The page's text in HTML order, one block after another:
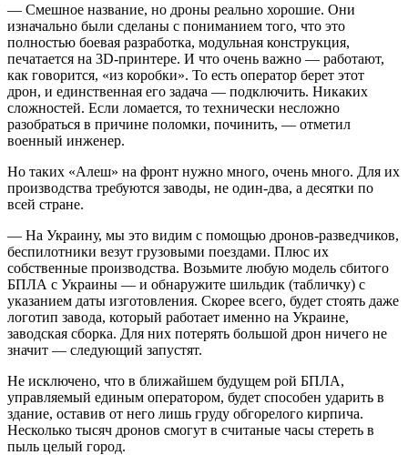
— Смешное название, но дроны реально хорошие. Они
изначально были сделаны с пониманием того, что это
полностью боевая разработка, модульная конструкция,
печатается на 3D-принтере. И что очень важно — работают,
как говорится, «из коробки». То есть оператор берет этот
дрон, и единственная его задача — подключить. Никаких
сложностей. Если ломается, то технически несложно
разобраться в причине поломки, починить, — отметил
военный инженер.
Но таких «Алеш» на фронт нужно много, очень много. Для их
производства требуются заводы, не один-два, а десятки по
всей стране.
— На Украину, мы это видим с помощью дронов-разведчиков,
беспилотники везут грузовыми поездами. Плюс их
собственные производства. Возьмите любую модель сбитого
БПЛА с Украины — и обнаружите шильдик (табличку) с
указанием даты изготовления. Скорее всего, будет стоять даже
логотип завода, который работает именно на Украине,
заводская сборка. Для них потерять большой дрон ничего не
значит — следующий запустят.
Не исключено, что в ближайшем будущем рой БПЛА,
управляемый единым оператором, будет способен ударить в
здание, оставив от него лишь груду обгорелого кирпича.
Несколько тысяч дронов смогут в считаные часы стереть в
пыль целый город.